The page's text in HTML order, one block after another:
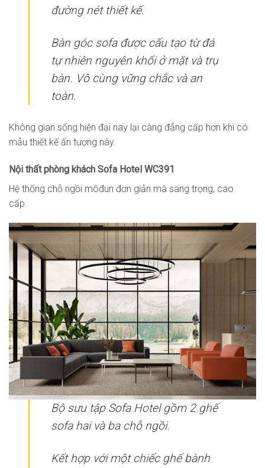
đường nét thiết kế.
Bàn góc sofa được cấu tạo từ đá
tự nhiên nguyên khối ở mặt và trụ
bàn. Vô cùng vững chắc và an
toàn.
Không gian sống hiện đại nay lại càng đẳng cấp hơn khi có
mẫu thiết kế ấn tượng này.
Nội thất phòng khách Sofa Hotel WC391
Hệ thống chỗ ngồi môđun đơn giản mà sang trọng, cao
cấp.
Bộ sưu tập Sofa Hotel gồm 2 ghế
sofa hai và ba chỗ ngồi.
Kết hợp với một chiếc ghế bành